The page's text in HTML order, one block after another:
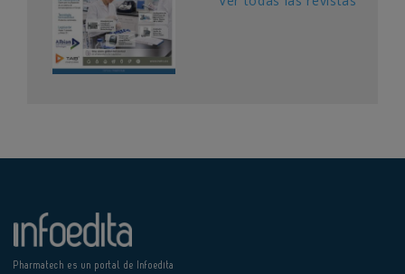
Pharmatech es un portal de Infoedita